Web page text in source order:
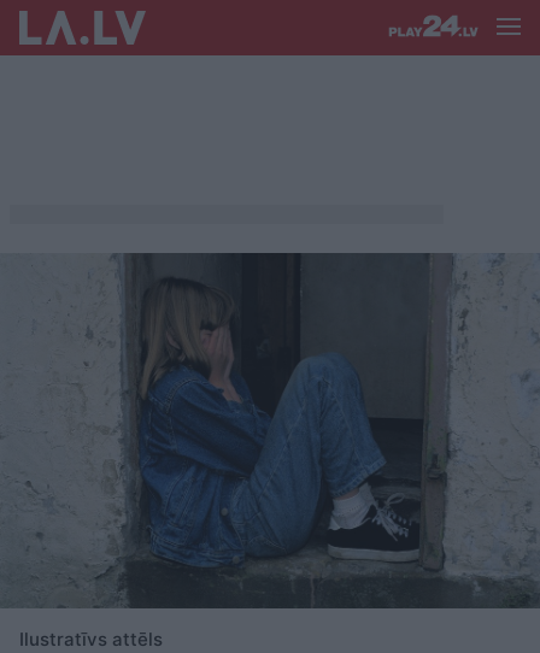
Ilustratīvs attēls